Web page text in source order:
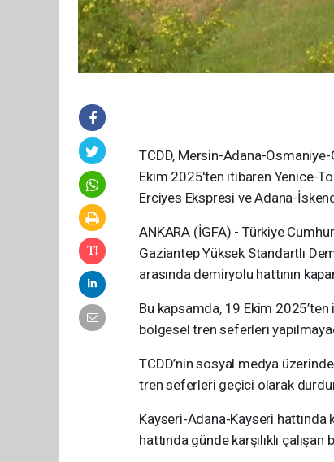
TCDD, Mersin-Adana-
Ekim 2025'ten itibaren Yenice-
Erciyes Ekspresi ve Adana-
ANKARA (İGFA) - Türkiye
Gaziantep Yüksek Standartlı
arasında demiryolu hattının
Bu kapsamda, 19 Ekim
bölgesel tren seferleri
TCDD’nin sosyal medya
tren seferleri geçici olarak
Kayseri-Adana-Kayseri hattında
hattında günde karşılıklı